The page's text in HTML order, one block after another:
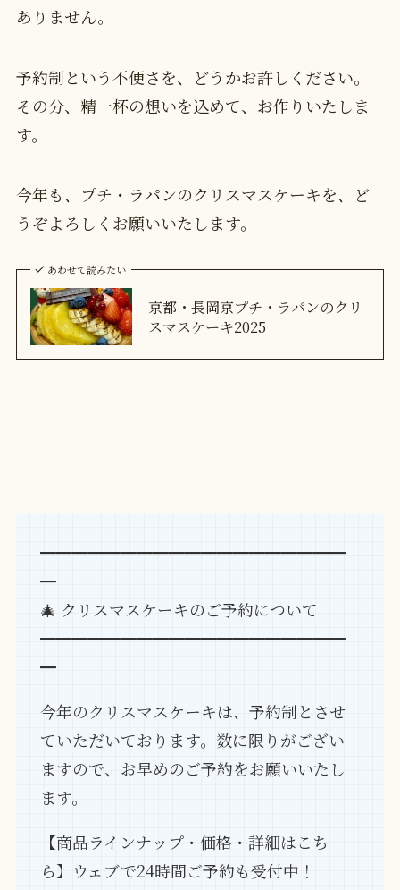
ありません。
予約制という不便さを、どうかお許しください。
その分、精一杯の想いを込めて、お作りいたしま
す。
今年も、プチ・ラパンのクリスマスケーキを、ど
うぞよろしくお願いいたします。
あわせて読みたい
京都・長岡京プチ・ラパンのクリ
スマスケーキ2025
━━━━━━━━━━━━━━━━━━━
━
🎄 クリスマスケーキのご予約について
━━━━━━━━━━━━━━━━━━━
━
今年のクリスマスケーキは、予約制とさせ
ていただいております。数に限りがござい
ますので、お早めのご予約をお願いいたし
ます。
【商品ラインナップ・価格・詳細はこち
ら】ウェブで24時間ご予約も受付中！